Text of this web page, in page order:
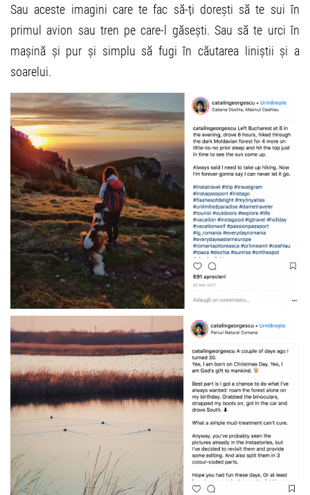
Sau aceste imagini care te fac să-ți dorești să te sui în
primul avion sau tren pe care-l găsești. Sau să te urci în
mașină și pur și simplu să fugi în căutarea liniștii și a
soarelui.